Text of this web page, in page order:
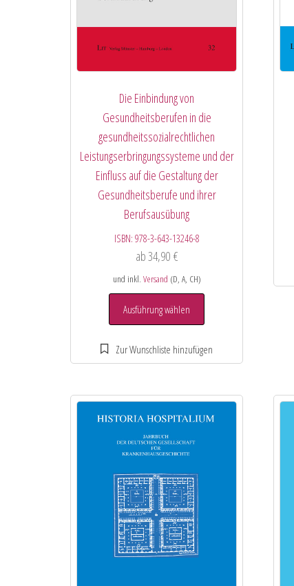
Die Einbindung von
Gesundheitsberufen in die
gesundheitssozialrechtlichen
Leistungserbringungssysteme und der
Einfluss auf die Gestaltung der
Gesundheitsberufe und ihrer
Berufsausübung
ISBN: 978-3-643-13246-8
ab34,90 €
und inkl. Versand (D, A, CH)
Ausführung wählen